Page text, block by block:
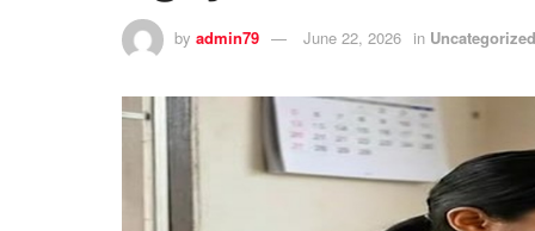
by admin79 June 22, 2026 in Uncategorized